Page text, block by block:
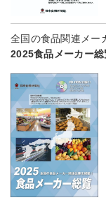
全国の食品関連メ
2025食品メーカー総